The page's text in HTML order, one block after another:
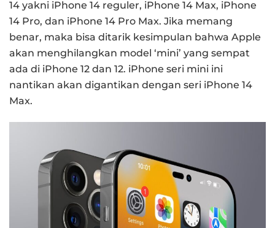
14 yakni iPhone 14 reguler, iPhone 14 Max, iPhone
14 Pro, dan iPhone 14 Pro Max. Jika memang
benar, maka bisa ditarik kesimpulan bahwa Apple
akan menghilangkan model ‘mini’ yang sempat
ada di iPhone 12 dan 12. iPhone seri mini ini
nantikan akan digantikan dengan seri iPhone 14
Max.